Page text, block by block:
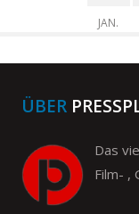
JAN.
ÜBER
Das
Film- ,